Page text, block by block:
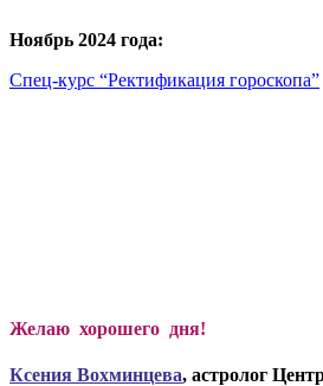
Ноябрь 2024 года:
Спец-курс “Ректификация гороскопа”
Желаю хорошего дня!
Ксения Вохминцева, астролог